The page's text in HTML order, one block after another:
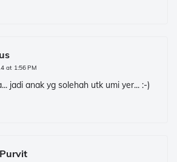
at 1:56 PM
jadi anak yg solehah utk umi yer... :-)